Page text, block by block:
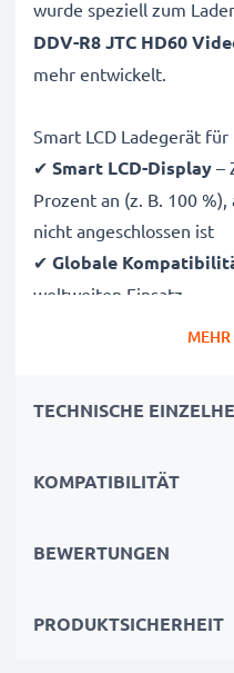
wurde speziell zum
DDV-R8 JTC HD60
mehr entwickelt.
Smart LCD Ladegerät
✔ Smart LCD-Display –
Prozent an (z. B. 100
nicht angeschlossen ist
✔ Globale
weltweiten Einsatz
mit Schutz vor
✔Kompakt & leicht
TECHNISCHE
KOMPATIBILITÄT
BEWERTUNGEN
PRODUKTSICHERHEIT